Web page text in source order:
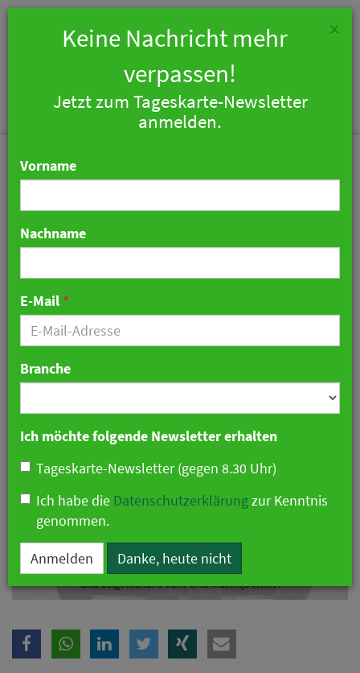
Mews baut Stellen ab und
richtet Organisation
stärker auf KI aus
Mews baut Stellen ab und richtet Organisation stärker auf KI aus.
Bild zeigt Richard Valtr und Matthijs Welle.
×
Keine Nachricht mehr
verpassen!
Jetzt zum Tageskarte-Newsletter
anmelden.
Vorname
Nachname
E-Mail *
Branche
Ich möchte folgende Newsletter erhalten
Tageskarte-Newsletter (gegen 8.30 Uhr)
Ich habe die Datenschutzerklärungzur Kenntnis
genommen.
Anmelden Danke, heute nicht